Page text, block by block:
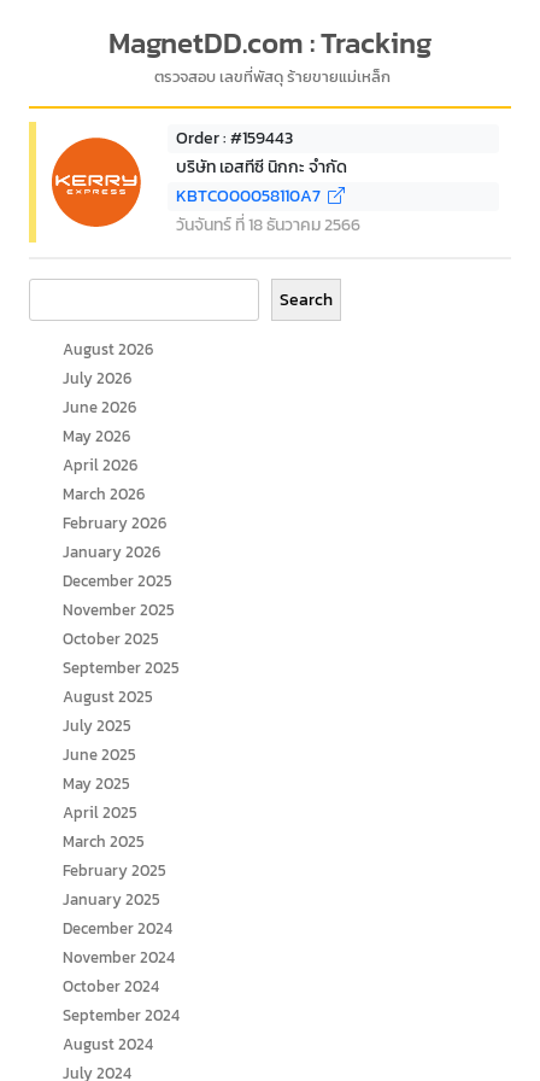
MagnetDD.com : Tracking
ตรวจสอบ เลขที่พัสดุ ร้ายขายแม่เหล็ก
Order : #159443
บริษัท เอสทีซี นิกกะ จำกัด
KBTCO00058110A7
วันจันทร์ ที่ 18 ธันวาคม 2566
Search
August 2026
July 2026
June 2026
May 2026
April 2026
March 2026
February 2026
January 2026
December 2025
November 2025
October 2025
September 2025
August 2025
July 2025
June 2025
May 2025
April 2025
March 2025
February 2025
January 2025
December 2024
November 2024
October 2024
September 2024
August 2024
July 2024